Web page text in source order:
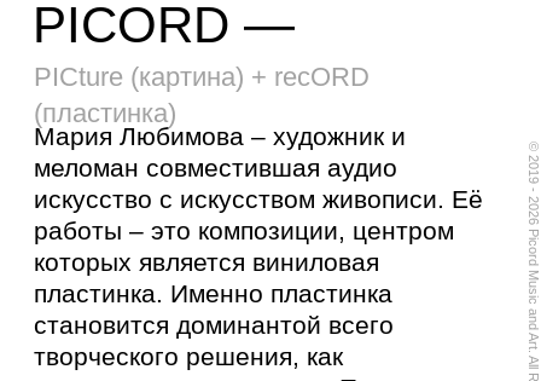
Мария Любимова – художник и
меломан совместившая аудио
искусство с искусством живописи. Её
работы – это композиции, центром
которых является виниловая
становится доминантой всего
творческого решения, как
драгоценность в оправе. Под каждую
отдельно взятую пластинку
разрабатывается уникальный дизайн.
Используется запатентованная
методика изготовления от первого
эскиза до последнего мазка.
Созданное изделие становится
(пластинка)
© 2019 - 2026 Picord Music and Art. All Rights Reserved